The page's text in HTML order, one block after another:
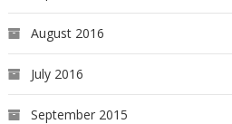
August 2016
July 2016
September 2015